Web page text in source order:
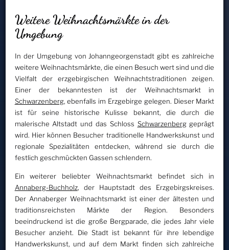
Weitere Weihnachtsmärkte in der
Umgebung
In der Umgebung von Johanngeorgenstadt gibt es zahlreiche
weitere Weihnachtsmärkte, die einen Besuch wert sind und die
Vielfalt der erzgebirgischen Weihnachtstraditionen zeigen.
Einer der bekanntesten ist der Weihnachtsmarkt in
Schwarzenberg, ebenfalls im Erzgebirge gelegen. Dieser Markt
ist für seine historische Kulisse bekannt, die durch die
malerische Altstadt und das Schloss Schwarzenberggeprägt
wird. Hier können Besucher traditionelle Handwerkskunst und
regionale Spezialitäten entdecken, während sie durch die
festlich geschmückten Gassen schlendern.
Ein weiterer beliebter Weihnachtsmarkt befindet sich in
Annaberg-Buchholz, der Hauptstadt des Erzgebirgskreises.
Der Annaberger Weihnachtsmarkt ist einer der ältesten und
traditionsreichsten Märkte der Region. Besonders
beeindruckend ist die große Bergparade, die jedes Jahr viele
Besucher anzieht. Die Stadt ist bekannt für ihre lebendige
Handwerkskunst, und auf dem Markt finden sich zahlreiche